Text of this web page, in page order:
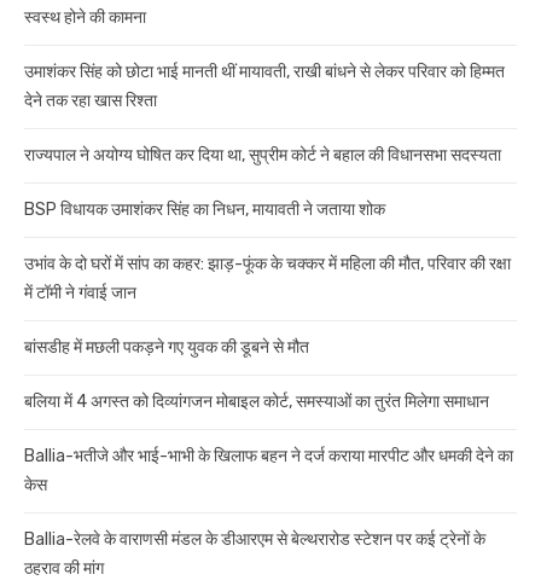
स्वस्थ होने की कामना
उमाशंकर सिंह को छोटा भाई मानती थीं मायावती, राखी बांधने से लेकर परिवार को हिम्मत
देने तक रहा खास रिश्ता
राज्यपाल ने अयोग्य घोषित कर दिया था, सुप्रीम कोर्ट ने बहाल की विधानसभा सदस्यता
BSP विधायक उमाशंकर सिंह का निधन, मायावती ने जताया शोक
उभांव के दो घरों में सांप का कहर: झाड़-फूंक के चक्कर में महिला की मौत, परिवार की रक्षा
में टॉमी ने गंवाई जान
बांसडीह में मछली पकड़ने गए युवक की डूबने से मौत
बलिया में 4 अगस्त को दिव्यांगजन मोबाइल कोर्ट, समस्याओं का तुरंत मिलेगा समाधान
Ballia-भतीजे और भाई-भाभी के खिलाफ बहन ने दर्ज कराया मारपीट और धमकी देने का
केस
Ballia-रेलवे के वाराणसी मंडल के डीआरएम से बेल्थरारोड स्टेशन पर कई ट्रेनों के
ठहराव की मांग